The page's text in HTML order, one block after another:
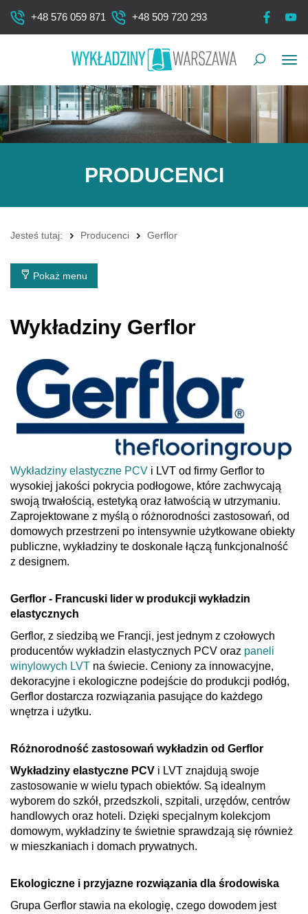
+48 576 059 871 +48 509 720 293
PRODUCENCI
Jesteś tutaj: Producenci Gerflor
Pokaż menu
Wykładziny Gerflor
Wykładziny elastyczne PCV i LVT od firmy Gerflor to
wysokiej jakości pokrycia podłogowe, które zachwycają
swoją trwałością, estetyką oraz łatwością w utrzymaniu.
Zaprojektowane z myślą o różnorodności zastosowań, od
domowych przestrzeni po intensywnie użytkowane obiekty
publiczne, wykładziny te doskonale łączą funkcjonalność
z designem.
Gerflor - Francuski lider w produkcji wykładzin
elastycznych
Gerflor, z siedzibą we Francji, jest jednym z czołowych
producentów wykładzin elastycznych PCV oraz paneli
winylowych LVT na świecie. Ceniony za innowacyjne,
dekoracyjne i ekologiczne podejście do produkcji podłóg,
Gerflor dostarcza rozwiązania pasujące do każdego
wnętrza i użytku.
Różnorodność zastosowań wykładzin od Gerflor
Wykładziny elastyczne PCV i LVT znajdują swoje
zastosowanie w wielu typach obiektów. Są idealnym
wyborem do szkół, przedszkoli, szpitali, urzędów, centrów
handlowych oraz hoteli. Dzięki specjalnym kolekcjom
domowym, wykładziny te świetnie sprawdzają się również
w mieszkaniach i domach prywatnych.
Ekologiczne i przyjazne rozwiązania dla środowiska
Grupa Gerflor stawia na ekologię, czego dowodem jest